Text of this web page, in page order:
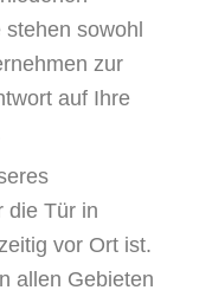
sowohl
zur
auf Ihre
die Tür in
vor Ort ist.
allen Gebieten